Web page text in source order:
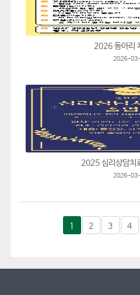
2026 동아리
2026-
2025 심리상담치
2026-
1 2 3 4